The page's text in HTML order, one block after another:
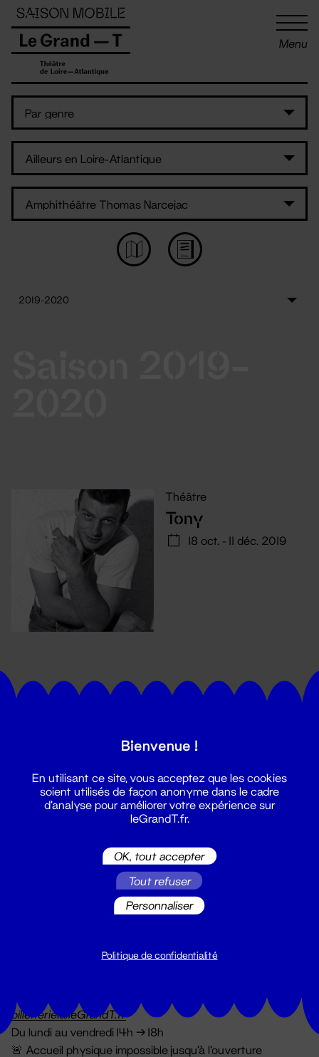
Menu
Théâtre
Tony
18 oct. - 11 déc. 2019
Grand T :
billetterie@leGrandT.fr
Du lundi au vendredi 14h → 18h
🚨 Accueil physique impossible jusqu'à l'ouverture
Panneau de gestion des cookies
Bienvenue !
En utilisant ce site, vous acceptez que les cookies
soient utilisés de façon anonyme dans le cadre
d'analyse pour améliorer votre expérience sur
leGrandT.fr.
OK, tout accepter
Tout refuser
Personnaliser
Politique de confidentialité